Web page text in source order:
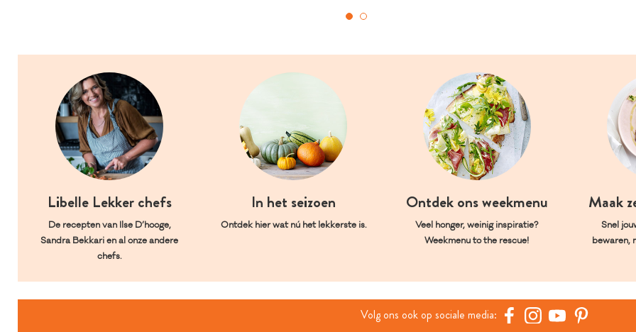
Libelle Lekker chefs
De recepten van Ilse D’hooge,
Sandra Bekkari en al onze andere
chefs.
In het seizoen
Ontdek hier wat nú het lekkerste is.
Ontdek ons weekmenu
Veel honger, weinig inspiratie?
Weekmenu to the rescue!
Maak
Snel
bewaren,
Volg ons ook op sociale media: